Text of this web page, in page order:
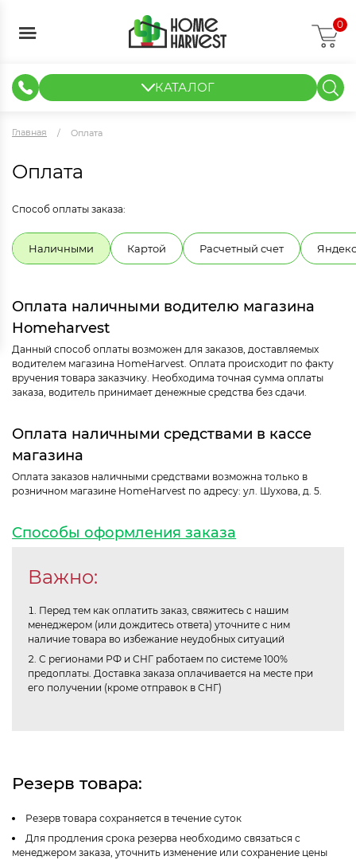
0
КАТАЛОГ
Главная Оплата
Оплата
Способ оплаты заказа:
Наличными Картой Расчетный счет
Оплата наличными водителю магазина
Homeharvest
Данный способ оплаты возможен для заказов, доставляемых
водителем магазина HomeHarvest. Оплата происходит по факту
вручения товара заказчику. Необходима точная сумма оплаты
заказа, водитель принимает денежные средства без сдачи.
Оплата наличными средствами в кассе
магазина
Оплата заказов наличными средствами возможна только в
розничном магазине HomeHarvest по адресу: ул. Шухова, д. 5.
Способы оформления заказа
Важно:
Перед тем как оплатить заказ, свяжитесь с нашим
менеджером (или дождитесь ответа) уточните с ним
наличие товара во избежание неудобных ситуаций
С регионами РФ и СНГ работаем по системе 100%
предоплаты. Доставка заказа оплачивается на месте при
его получении (кроме отправок в СНГ)
Резерв товара:
Резерв товара сохраняется в течение суток
Для продления срока резерва необходимо связаться с
менеджером заказа, уточнить изменение или сохранение цены